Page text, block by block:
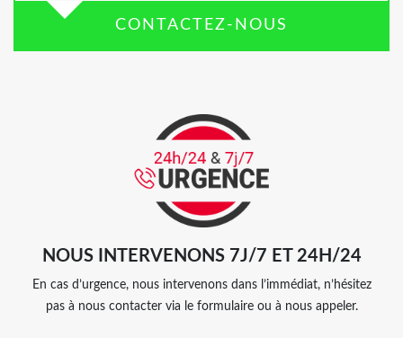
CONTACTEZ-NOUS
NOUS INTERVENONS 7J/7 ET 24H/24
En cas d’urgence, nous intervenons dans l’immédiat, n’hésitez
pas à nous contacter via le formulaire ou à nous appeler.